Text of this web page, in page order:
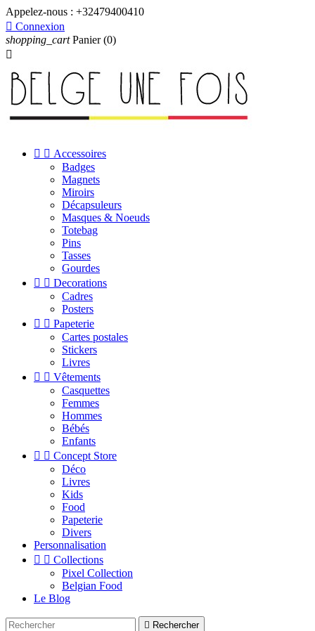
Appelez-nous : +32479400410
 Connexion
shopping_cart Panier (0)

  Accessoires
Badges
Magnets
Miroirs
Décapsuleurs
Masques & Noeuds
Totebag
Pins
Tasses
Gourdes
  Decorations
Cadres
Posters
  Papeterie
Cartes postales
Stickers
Livres
  Vêtements
Casquettes
Femmes
Hommes
Bébés
Enfants
  Concept Store
Déco
Livres
Kids
Food
Papeterie
Divers
Personnalisation
  Collections
Pixel Collection
Belgian Food
Le Blog
 Rechercher